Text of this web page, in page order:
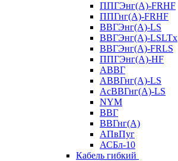
ППГЭнг(А)-FRHF
ППГнг(А)-FRHF
ВВГЭнг(А)-LS
ВВГЭнг(А)-LSLTx
ВВГЭнг(А)-FRLS
ППГЭнг(А)-HF
АВВГ
АВВГнг(А)-LS
АсВВГнг(А)-LS
NYM
ВВГ
ВВГнг(А)
АПвПуг
АСБл-10
Кабель гибкий